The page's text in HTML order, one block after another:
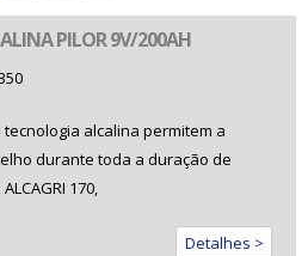
PILOR 9V/200AH
tecnologia alcalina permitem a
durante toda a duração de
170,
Detalhes >